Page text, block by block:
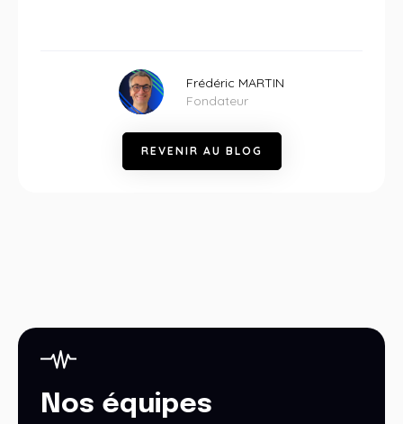
Frédéric MARTIN
Fondateur
RE VE NIR AU BLOG
Nos équipes